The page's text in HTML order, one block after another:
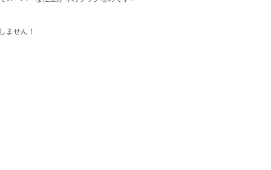
ません！